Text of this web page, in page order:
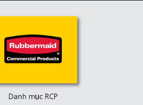
Danh mục RCP